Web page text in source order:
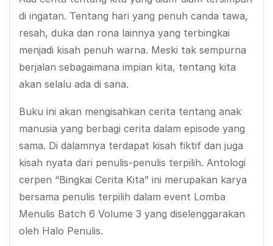
di ingatan. Tentang hari yang penuh canda tawa,
resah, duka dan rona lainnya yang terbingkai
menjadi kisah penuh warna. Meski tak sempurna
berjalan sebagaimana impian kita, tentang kita
akan selalu ada di sana.
Buku ini akan mengisahkan cerita tentang anak
manusia yang berbagi cerita dalam episode yang
sama. Di dalamnya terdapat kisah fiktif dan juga
kisah nyata dari penulis-penulis terpilih. Antologi
cerpen “Bingkai Cerita Kita” ini merupakan karya
bersama penulis terpilih dalam event Lomba
Menulis Batch 6 Volume 3 yang diselenggarakan
oleh Halo Penulis.